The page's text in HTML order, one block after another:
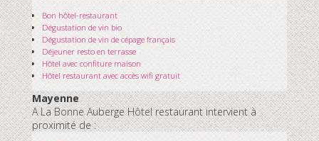
Bon hôtel-restaurant
Dégustation de vin bio
Dégustation de vin de cépage français
Déjeuner resto en terrasse
Hôtel avec confiture maison
Hôtel restaurant avec accès wifi gratuit
Mayenne
A La Bonne Auberge Hôtel restaurant intervient à
proximité de :